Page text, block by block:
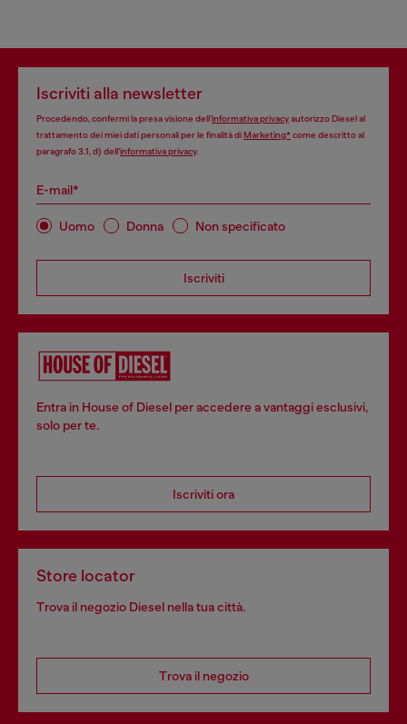
Iscriviti alla newsletter
Procedendo, confermi la presa visione dell’informativa privacyautorizzo Diesel al
trattamento dei miei dati personali per le finalità diMarketing*come descritto al
paragrafo 3.1, d) dell’informativa privacy.
E-mail*
Uomo Donna Non specificato
Iscriviti
Entra in House of Diesel per accedere a vantaggi esclusivi,
solo per te.
Iscriviti ora
Store locator
Trova il negozio Diesel nella tua città.
Trova il negozio